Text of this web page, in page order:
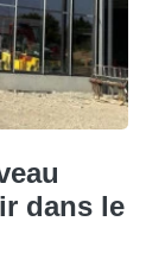
dans le